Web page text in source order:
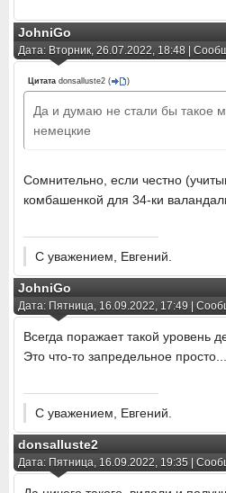
JohniGo
Дата: Вторник, 26.07.2022, 18:48 |
Цитата donsalluste2 ( )
Да и думаю не стали бы такое
немецкие
Сомнительно, если честно
комбашенкой для 34-ки
С уважением, Евгений.
JohniGo
Дата: Пятница, 16.09.2022, 17:49 |
Всегда поражает такой уровень
Это что-то запредельное просто...
С уважением, Евгений.
donsalluste2
Дата: Пятница, 16.09.2022, 19:35 |